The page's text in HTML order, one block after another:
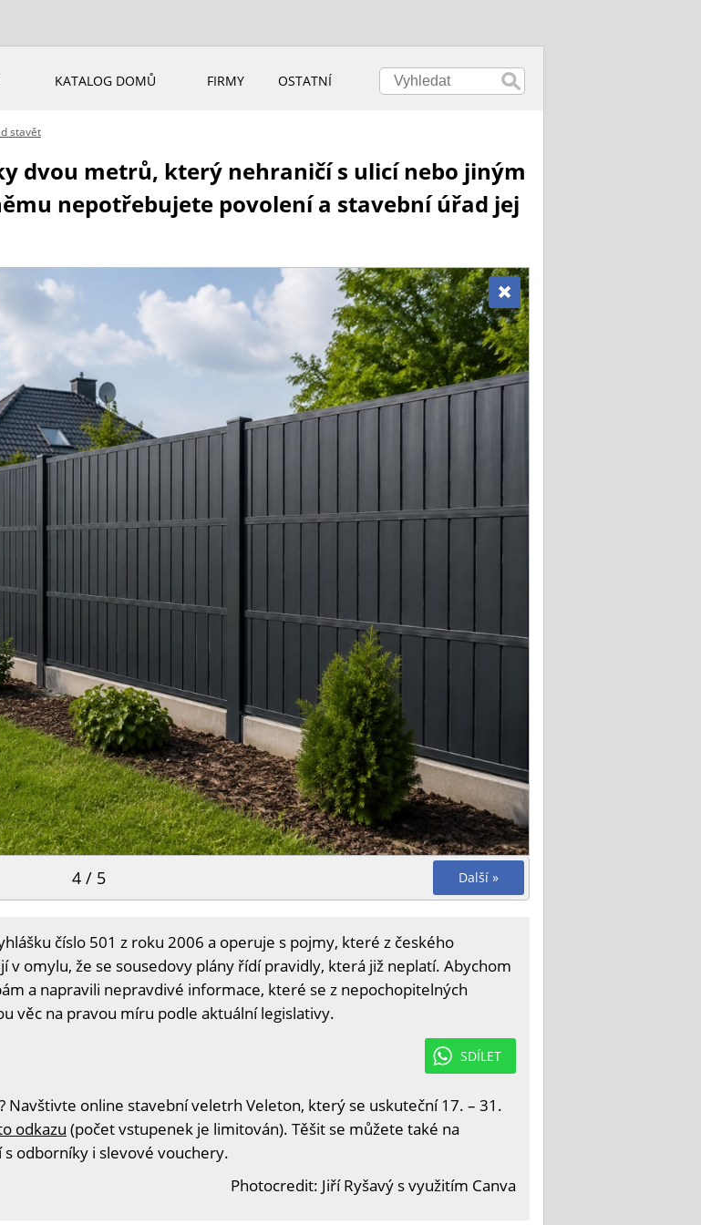
KATALOG DOMŮ FIRMY OSTATNÍ
stavět
dvou metrů, který nehraničí s ulicí nebo jiným
nepotřebujete povolení a stavební úřad jej
Další »
4 / 5
číslo 501 z roku 2006 a operuje s pojmy, které z českého
v omylu, že se sousedovy plány řídí pravidly, která již neplatí. Abychom
a napravili nepravdivé informace, které se z nepochopitelných
věc na pravou míru podle aktuální legislativy.
SDÍLET
Navštivte online stavební veletrh Veleton, který se uskuteční 17. – 31.
odkazu (počet vstupenek je limitován). Těšit se můžete také na
odborníky i slevové vouchery.
Photocredit: Jiří Ryšavý s využitím Canva